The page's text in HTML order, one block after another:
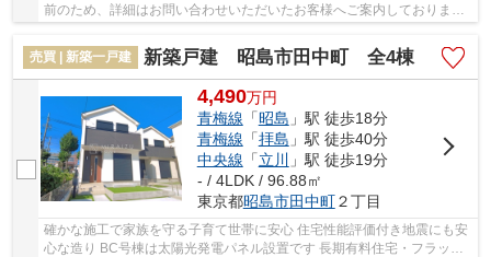
前のため、詳細はお問い合わせいただいたお客様へご案内しております
少しでもご興味をお持ちの方は、お早めにお...
売買 | 新築一戸建
新築戸建 昭島市田中町 全4棟
4,490万円
青梅線 「昭島 」駅 徒歩18分
青梅線 「拝島 」駅 徒歩40分
中央線 「立川
」駅 徒歩19分
- / 4LDK / 96.88㎡
東京都昭島市田中町２丁目
確かな施工で家族を守る子育て世帯に安心 住宅性能評価付き地震にも安
心な造り BC号棟は太陽光発電パネル設置です 長期有料住宅・フラット